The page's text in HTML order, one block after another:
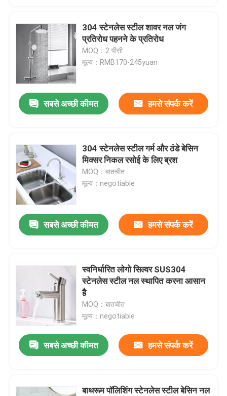
304 स्टेनलेस स्टील शावर नल जंग
प्रतिरोध पहनने के प्रतिरोध
MOQ：2 पीसी
मूल्य：RMB170-245yuan
सबसे अच्छी कीमत हमसे संपर्क करें
304 स्टेनलेस स्टील गर्म और ठंडे बेसिन
मिक्सर निकल रसोई के लिए ब्रश
MOQ：बातचीत
मूल्य：negotiable
सबसे अच्छी कीमत हमसे संपर्क करें
स्वनिर्धारित लोगो सिल्वर SUS304
स्टेनलेस स्टील नल स्थापित करना आसान
है
MOQ：बातचीत
मूल्य：negotiable
सबसे अच्छी कीमत हमसे संपर्क करें
बाथरूम पॉलिशिंग स्टेनलेस स्टील बेसिन नल